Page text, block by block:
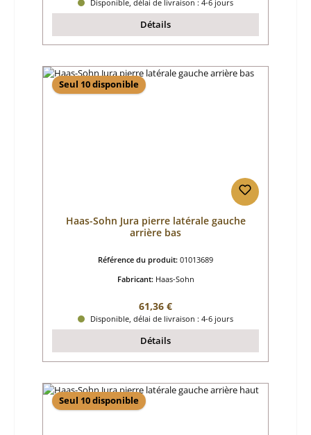
Disponible, délai de livraison : 4-6 jours
Détails
Seul 10 disponible
Haas-Sohn Jura pierre latérale gauche
arrière bas
Référence du produit: 01013689
Fabricant: Haas-Sohn
Prix régulier :
61,36 €
Disponible, délai de livraison : 4-6 jours
Détails
Seul 10 disponible